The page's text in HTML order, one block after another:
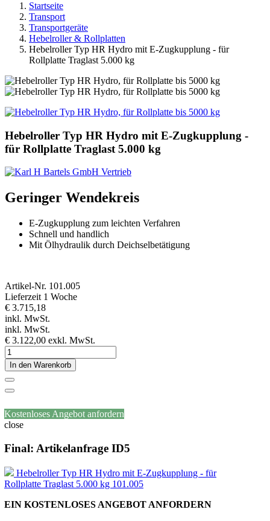
Startseite
Transport
Transportgeräte
Hebelroller & Rollplatten
Hebelroller Typ HR Hydro mit E-Zugkupplung - für
Rollplatte Traglast 5.000 kg
Hebelroller Typ HR Hydro mit E-Zugkupplung -
für Rollplatte Traglast 5.000 kg
Geringer Wendekreis
E-Zugkupplung zum leichten Verfahren
Schnell und handlich
Mit Ölhydraulik durch Deichselbetätigung
Artikel-Nr. 101.005
Lieferzeit 1 Woche
€ 3.715,18
inkl. MwSt.
inkl. MwSt.
€ 3.122,00 exkl. MwSt.
In den Warenkorb
Kostenloses Angebot anfordern
close
Final: Artikelanfrage ID5
Hebelroller Typ HR Hydro mit E-Zugkupplung - für
Rollplatte Traglast 5.000 kg 101.005
EIN KOSTENLOSES ANGEBOT ANFORDERN